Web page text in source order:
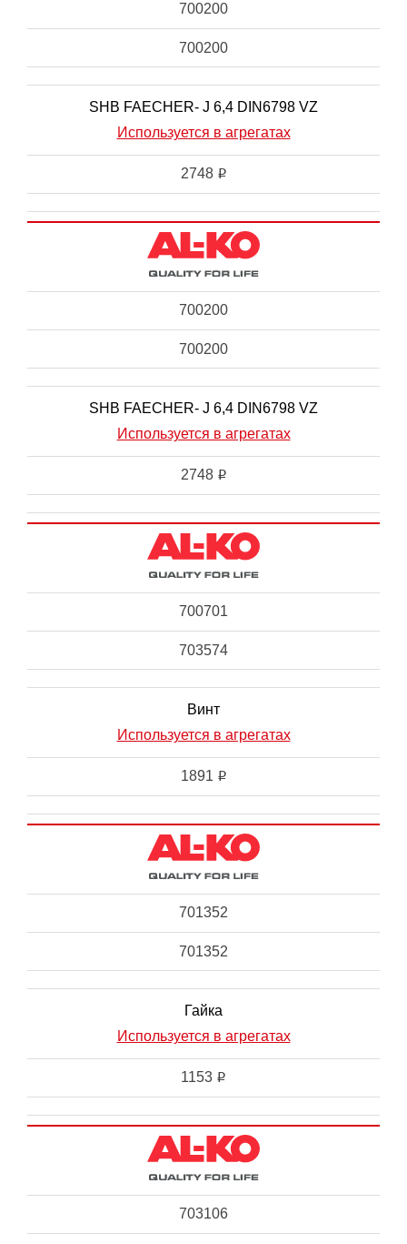
700200
700200
SHB FAECHER- J 6,4 DIN6798 VZ
Используется в агрегатах
2748 i
700200
700200
SHB FAECHER- J 6,4 DIN6798 VZ
Используется в агрегатах
2748 i
700701
703574
Винт
Используется в агрегатах
1891 i
701352
701352
Гайка
Используется в агрегатах
1153 i
703106